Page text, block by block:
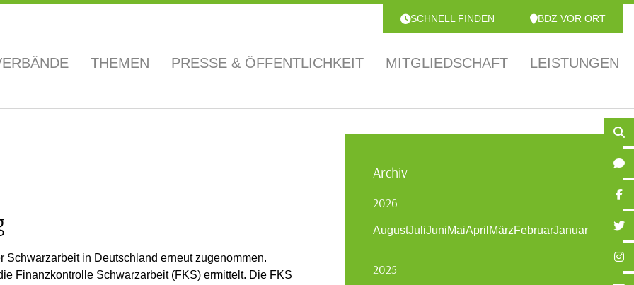
SCHNELL FINDEN BDZ VOR ORT
THEMEN PRESSE & ÖFFENTLICHKEIT MITGLIEDSCHAFT LEISTUNGEN
Schwarzarbeit in Deutschland erneut zugenommen.
Finanzkontrolle Schwarzarbeit (FKS) ermittelt. Die FKS
Archiv
2026
AugustJuliJuniMaiApril MärzFebruarJanuar
2025